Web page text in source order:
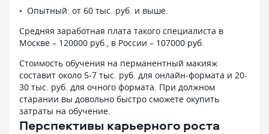
Опытный: от 60 тыс. руб. и выше.
Средняя заработная плата такого специалиста в
Москве – 120000 руб., в России – 107000 руб.
Стоимость обучения на перманентный макияж
составит около 5-7 тыс. руб. для онлайн-формата и 20-
30 тыс. руб. для очного формата. При должном
старании вы довольно быстро сможете окупить
затраты на обучение.
Перспективы карьерного роста